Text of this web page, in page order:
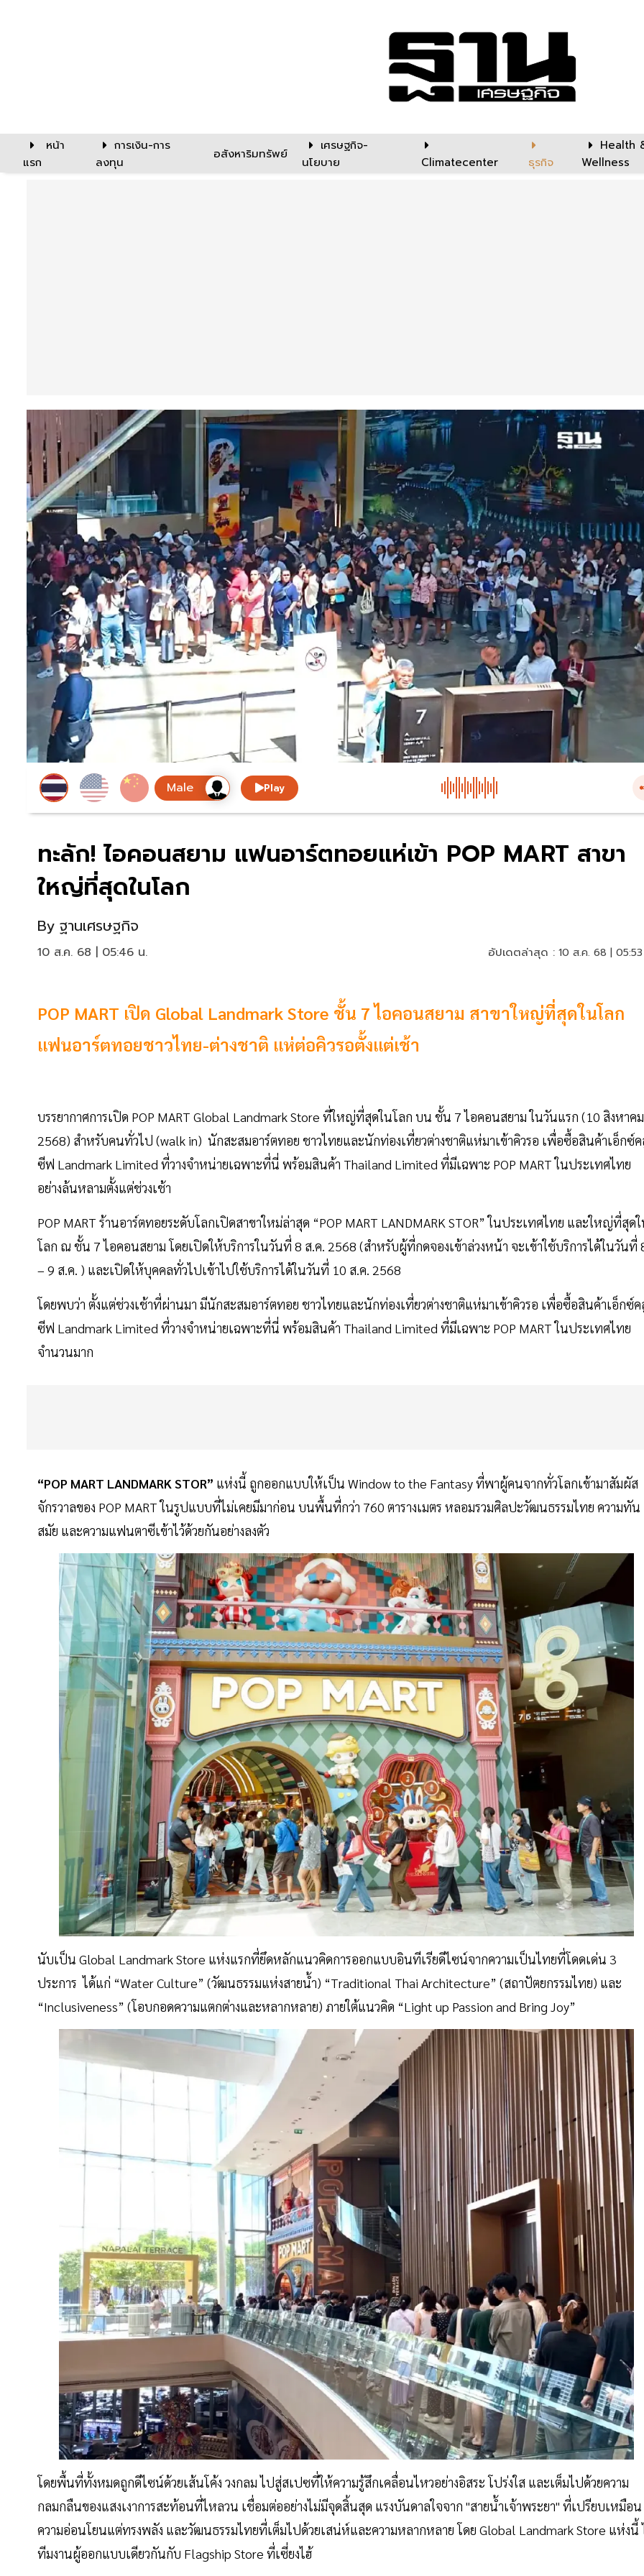
หน้า
แรก
การเงิน-การ
ลงทุน
อสังหาริมทรัพย์
เศรษฐกิจ-
นโยบาย
Climatecenter ธุรกิจ
Health
Wellness
Play
ทะลัก! ไอคอนสยาม แฟนอาร์ตทอยแห่เข้า POP MART สาขา
ใหญ่ที่สุดในโลก
By ฐานเศรษฐกิจ
10 ส.ค. 68 | 05:46 น. อัปเดตล่าสุด : 10 ส.ค. 68 |
POP MART เปิด Global Landmark Store ชั้น 7 ไอคอนสยาม สาขาใหญ่ที่สุดในโลก
แฟนอาร์ตทอยชาวไทย-ต่างชาติ แห่ต่อคิวรอตั้งแต่เช้า
บรรยากาศการเปิด POP MART Global Landmark Store ที่ใหญ่ที่สุดในโลก บน ชั้น 7 ไอคอนสยาม ในวันแรก (10 สิงหาคม
2568) สำหรับคนทั่วไป (walk in) นักสะสมอาร์ตทอย ชาวไทยและนักท่องเที่ยวต่างชาติแห่มาเข้าคิวรอ เพื่อซื้อสินค้าเอ็กซ์
ซีฟ Landmark Limited ที่วางจำหน่ายเฉพาะที่นี่ พร้อมสินค้า Thailand Limited ที่มีเฉพาะ POP MART ในประเทศไทย
อย่างล้นหลามตั้งแต่ช่วงเช้า
POP MART ร้านอาร์ตทอยระดับโลกเปิดสาขาใหม่ล่าสุด “POP MART LANDMARK STOR” ในประเทศไทย และใหญ่ที่สุด
โลก ณ ชั้น 7 ไอคอนสยาม โดยเปิดให้บริการในวันที่ 8 ส.ค. 2568 (สำหรับผู้ที่กดจองเข้าล่วงหน้า จะเข้าใช้บริการได้ในวันที่
– 9 ส.ค. ) และเปิดให้บุคคลทั่วไปเข้าไปใช้บริการได้ในวันที่ 10 ส.ค. 2568
โดยพบว่า ตั้งแต่ช่วงเช้าที่ผ่านมา มีนักสะสมอาร์ตทอย ชาวไทยและนักท่องเที่ยวต่างชาติแห่มาเข้าคิวรอ เพื่อซื้อสินค้าเอ็กซ์
ซีฟ Landmark Limited ที่วางจำหน่ายเฉพาะที่นี่ พร้อมสินค้า Thailand Limited ที่มีเฉพาะ POP MART ในประเทศไทย
จำนวนมาก
“POP MART LANDMARK STOR” แห่งนี้ ถูกออกแบบให้เป็น Window to the Fantasy ที่พาผู้คนจากทั่วโลกเข้ามาสัมผัส
จักรวาลของ POP MART ในรูปแบบที่ไม่เคยมีมาก่อน บนพื้นที่กว่า 760 ตารางเมตร หลอมรวมศิลปะวัฒนธรรมไทย ความทัน
สมัย และความแฟนตาซีเข้าไว้ด้วยกันอย่างลงตัว
นับเป็น Global Landmark Store แห่งแรกที่ยึดหลักแนวคิดการออกแบบอินทีเรียดีไซน์จากความเป็นไทยที่โดดเด่น 3
ประการ ได้แก่ “Water Culture” (วัฒนธรรมแห่งสายน้ำ) “Traditional Thai Architecture” (สถาปัตยกรรมไทย) และ
“Inclusiveness” (โอบกอดความแตกต่างและหลากหลาย) ภายใต้แนวคิด “Light up Passion and Bring Joy”
โดยพื้นที่ทั้งหมดถูกดีไซน์ด้วยเส้นโค้ง วงกลม ไปสู่สเปซที่ให้ความรู้สึกเคลื่อนไหวอย่างอิสระ โปร่งใส และเต็มไปด้วยความ
กลมกลืนของแสงเงาการสะท้อนที่ไหลวน เชื่อมต่ออย่างไม่มีจุดสิ้นสุด แรงบันดาลใจจาก "สายน้ำเจ้าพระยา" ที่เปรียบเหมือน
ความอ่อนโยนแต่ทรงพลัง และวัฒนธรรมไทยที่เต็มไปด้วยเสน่ห์และความหลากหลาย โดย Global Landmark Store แห่งนี้
ทีมงานผู้ออกแบบเดียวกันกับ Flagship Store ที่เซี่ยงไฮ้